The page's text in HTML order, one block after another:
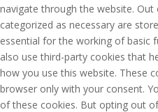
navigate through the website.
categorized as necessary are
essential for the working of basic
also use third-party cookies that
how you use this website. These
browser only with your consent.
of these cookies. But opting out